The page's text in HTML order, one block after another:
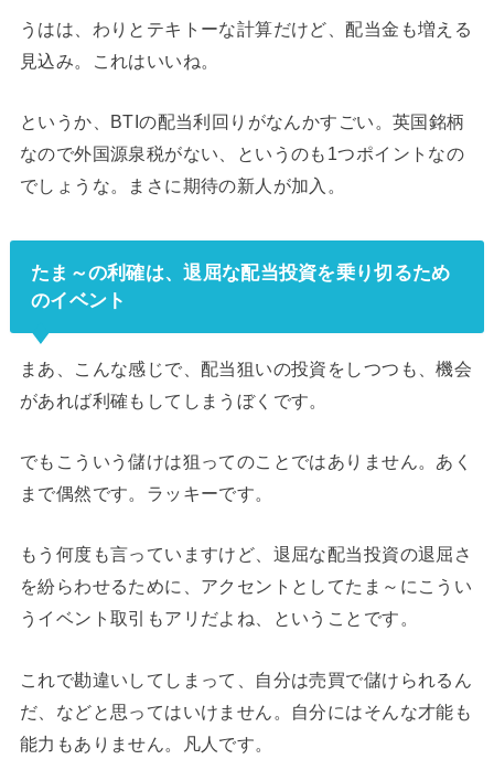
うはは、わりとテキトーな計算だけど、配当金も増える
見込み。これはいいね。
というか、BTIの配当利回りがなんかすごい。英国銘柄
なので外国源泉税がない、というのも1つポイントなの
でしょうな。まさに期待の新人が加入。
たま～の利確は、退屈な配当投資を乗り切るため
のイベント
まあ、こんな感じで、配当狙いの投資をしつつも、機会
があれば利確もしてしまうぼくです。
でもこういう儲けは狙ってのことではありません。あく
まで偶然です。ラッキーです。
もう何度も言っていますけど、退屈な配当投資の退屈さ
を紛らわせるために、アクセントとしてたま～にこうい
うイベント取引もアリだよね、ということです。
これで勘違いしてしまって、自分は売買で儲けられるん
だ、などと思ってはいけません。自分にはそんな才能も
能力もありません。凡人です。